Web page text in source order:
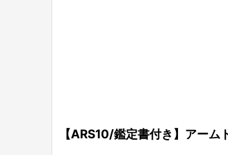
【ARS10/鑑定書付き】アー